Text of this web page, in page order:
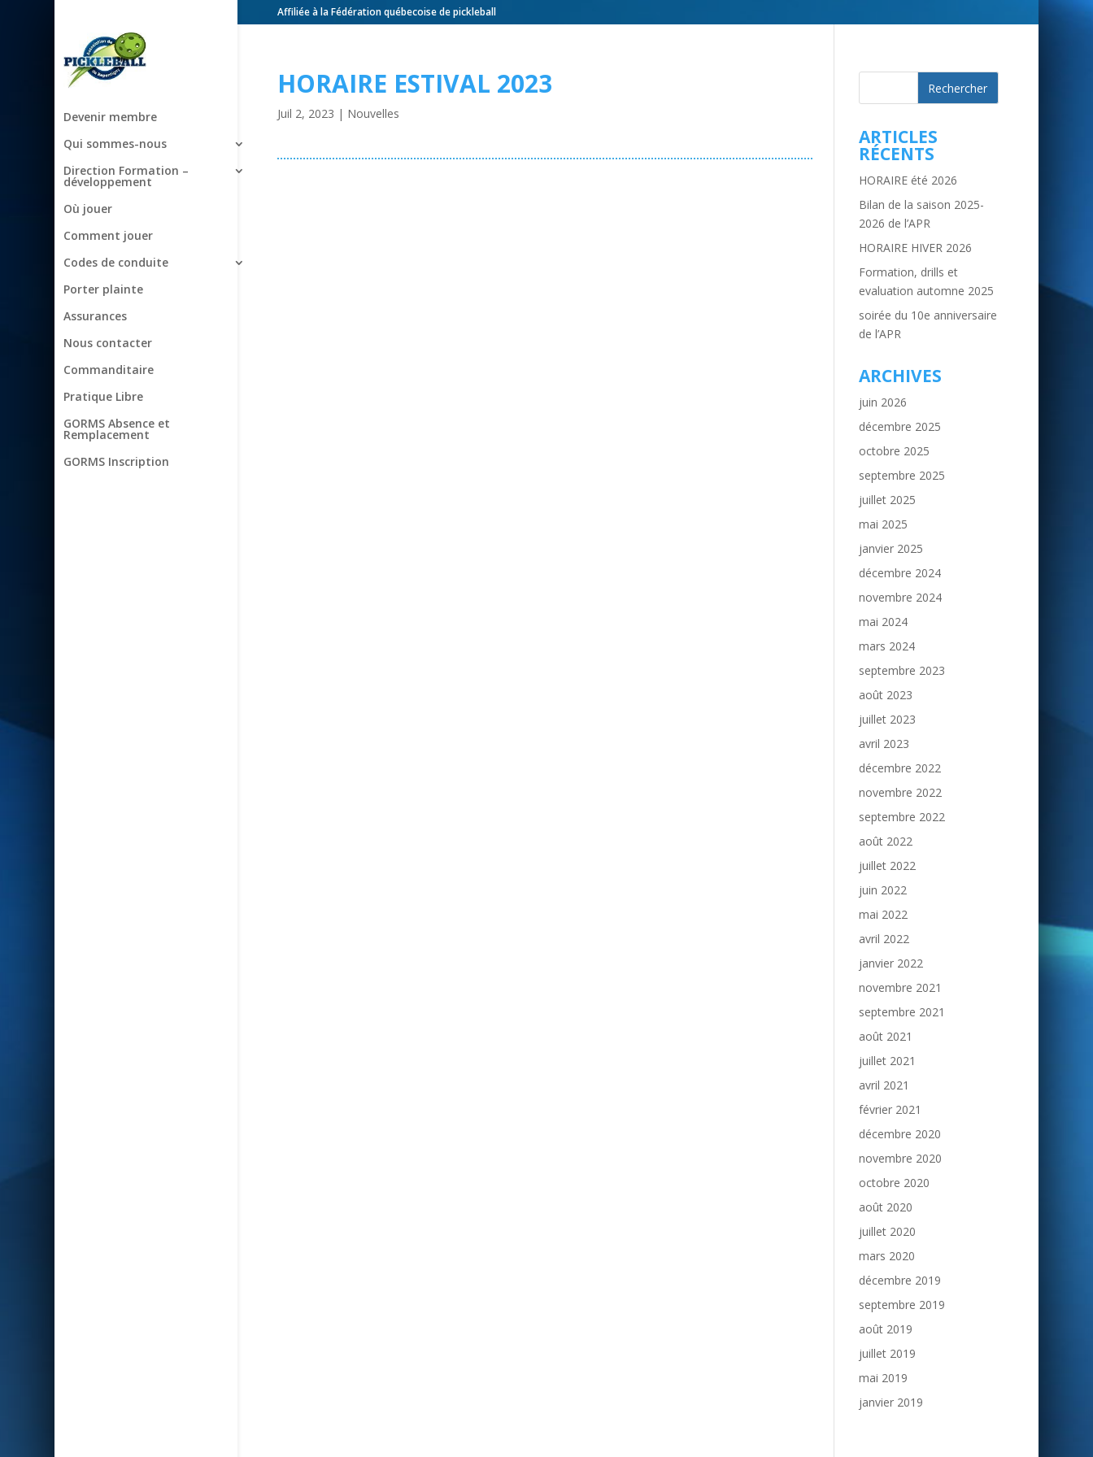
Affiliée à la Fédération québecoise de pickleball
Devenir membre
Qui sommes-nous
Direction Formation –
développement
Où jouer
Comment jouer
Codes de conduite
Porter plainte
Assurances
Nous contacter
Commanditaire
Pratique Libre
GORMS Absence et
Remplacement
GORMS Inscription
HORAIRE ESTIVAL 2023
Juil 2, 2023 | Nouvelles
ARTICLES
RÉCENTS
HORAIRE été 2026
Bilan de la saison 2025-
2026 de l’APR
HORAIRE HIVER 2026
Formation, drills et
evaluation automne 2025
soirée du 10e anniversaire
de l’APR
ARCHIVES
juin 2026
décembre 2025
octobre 2025
septembre 2025
juillet 2025
mai 2025
janvier 2025
décembre 2024
novembre 2024
mai 2024
mars 2024
septembre 2023
août 2023
juillet 2023
avril 2023
décembre 2022
novembre 2022
septembre 2022
août 2022
juillet 2022
juin 2022
mai 2022
avril 2022
janvier 2022
novembre 2021
septembre 2021
août 2021
juillet 2021
avril 2021
février 2021
décembre 2020
novembre 2020
octobre 2020
août 2020
juillet 2020
mars 2020
décembre 2019
septembre 2019
août 2019
juillet 2019
mai 2019
janvier 2019